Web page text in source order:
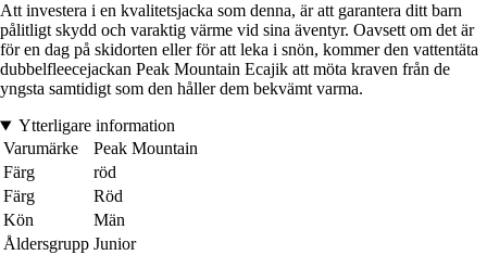
Att investera i en kvalitetsjacka som denna, är att garantera ditt barn
pålitligt skydd och varaktig värme vid sina äventyr. Oavsett om det är
för en dag på skidorten eller för att leka i snön, kommer den vattentäta
dubbelfleecejackan Peak Mountain Ecajik att möta kraven från de
yngsta samtidigt som den håller dem bekvämt varma.
Ytterligare information
Varumärke
Peak Mountain
Färg
röd
Färg
Röd
Kön
Män
Åldersgrupp Junior